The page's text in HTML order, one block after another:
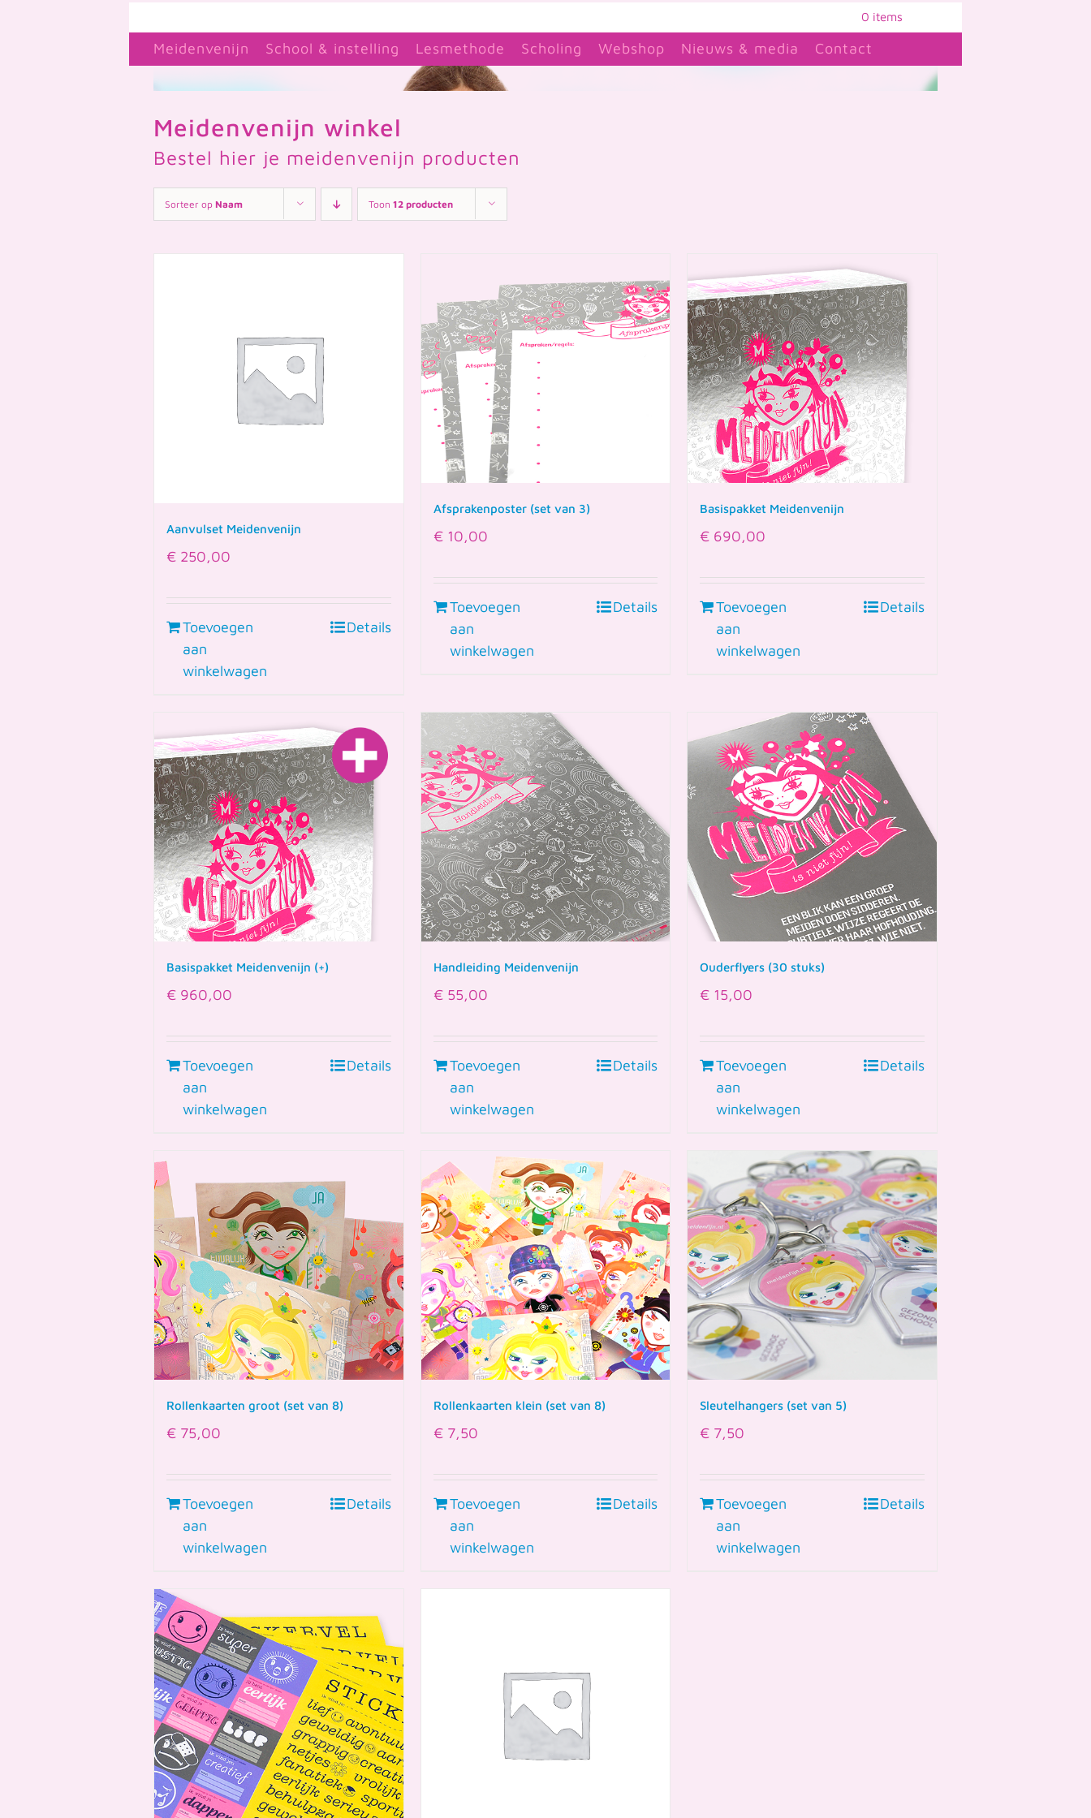
0 items
Meidenvenijn School & instelling Lesmethode Scholing Webshop Nieuws & media Contact
Meidenvenijn winkel
Bestel hier je meidenvenijn producten
Sorteer op Naam Toon 12 producten
Aanvulset Meidenvenijn
€ 250,00
Toevoegen
aan
winkelwagen
Details
Afsprakenposter (set van 3)
€10,00
Toevoegen
aan
winkelwagen
Details
Basispakket Meidenvenijn
€ 690,00
Toevoegen
aan
winkelwagen
Details
Basispakket Meidenvenijn (+)
€ 960,00
Toevoegen
aan
winkelwagen
Details
Handleiding Meidenvenijn
€55,00
Toevoegen
aan
winkelwagen
Details
Ouderflyers (30 stuks)
€ 15,00
Toevoegen
aan
winkelwagen
Details
Rollenkaarten groot (set van 8)
€ 75,00
Toevoegen
aan
winkelwagen
Details
Rollenkaarten klein (set van 8)
€7,50
Toevoegen
aan
winkelwagen
Details
Sleutelhangers (set van 5)
€ 7,50
Toevoegen
aan
winkelwagen
Details